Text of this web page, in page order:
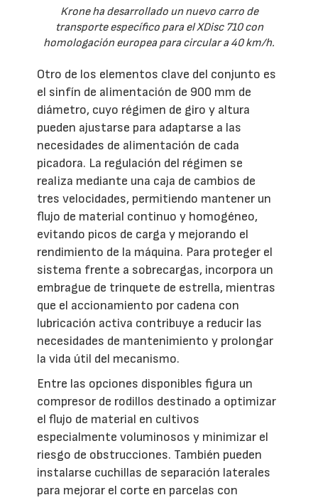
Krone ha desarrollado un nuevo carro de
transporte específico para el XDisc 710 con
homologación europea para circular a 40 km/h.
Otro de los elementos clave del conjunto es
el sinfín de alimentación de 900 mm de
diámetro, cuyo régimen de giro y altura
pueden ajustarse para adaptarse a las
necesidades de alimentación de cada
picadora. La regulación del régimen se
realiza mediante una caja de cambios de
tres velocidades, permitiendo mantener un
flujo de material continuo y homogéneo,
evitando picos de carga y mejorando el
rendimiento de la máquina. Para proteger el
sistema frente a sobrecargas, incorpora un
embrague de trinquete de estrella, mientras
que el accionamiento por cadena con
lubricación activa contribuye a reducir las
necesidades de mantenimiento y prolongar
la vida útil del mecanismo.
Entre las opciones disponibles figura un
compresor de rodillos destinado a optimizar
el flujo de material en cultivos
especialmente voluminosos y minimizar el
riesgo de obstrucciones. También pueden
instalarse cuchillas de separación laterales
para mejorar el corte en parcelas con